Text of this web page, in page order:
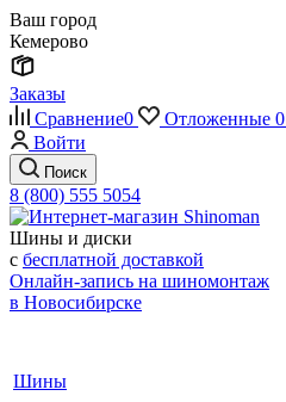
Ваш город
Кемерово
Заказы
Сравнение0 Отложенные 0
Войти
Поиск
8 (800) 555 5054
Шины и диски
с бесплатной доставкой
Онлайн-запись на шиномонтаж
в Новосибирске
Шины